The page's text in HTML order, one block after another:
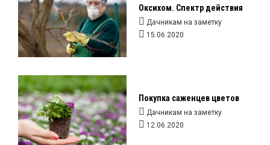
Оксихом. Спектр действия
Дачникам на заметку
15.06.2020
Покупка саженцев цветов
Дачникам на заметку
12.06.2020